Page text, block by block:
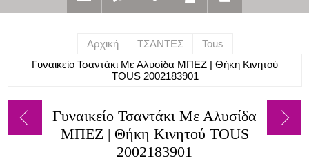
Αρχική ΤΣΑΝΤΕΣ
Tous
Γυναικείο Τσαντάκι Με Αλυσίδα ΜΠΕΖ | Θήκη Κινητού
TOUS 2002183901
Γυναικείο Τσαντάκι Με Αλυσίδα
ΜΠΕΖ | Θήκη Κινητού TOUS
2002183901